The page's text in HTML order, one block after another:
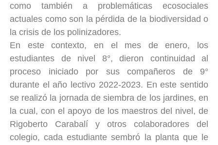
como también a problemáticas ecosociales
actuales como son la pérdida de la biodiversidad o
la crisis de los polinizadores.
En este contexto, en el mes de enero, los
estudiantes de nivel 8°, dieron continuidad al
proceso iniciado por sus compañeros de 9°
durante el año lectivo 2022-2023. En este sentido
se realizó la jornada de siembra de los jardines, en
la cual, con el apoyo de los maestros del nivel, de
Rigoberto Carabalí y otros colaboradores del
colegio, cada estudiante sembró la planta que le